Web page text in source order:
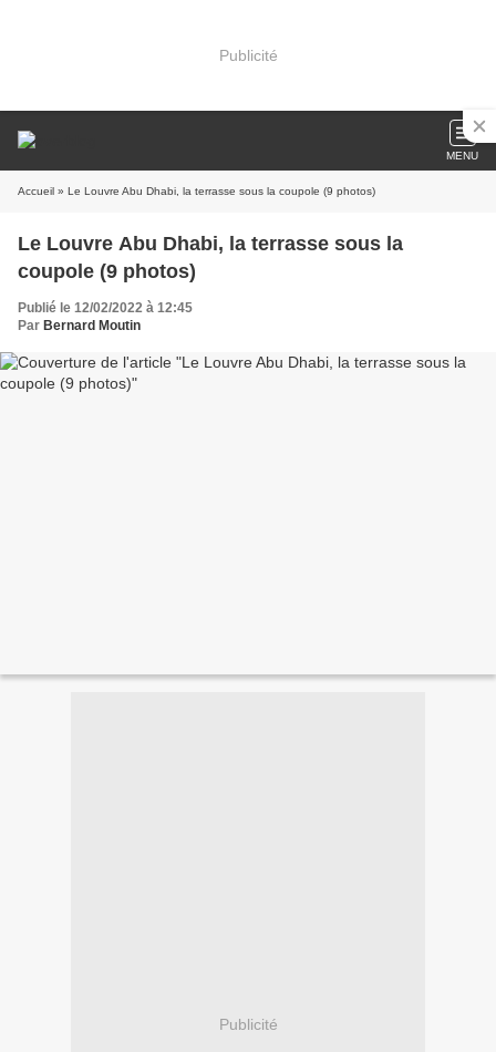
Publicité
MENU
Accueil » Le Louvre Abu Dhabi, la terrasse sous la coupole (9 photos)
Le Louvre Abu Dhabi, la terrasse sous la
coupole (9 photos)
Publié le 12/02/2022 à 12:45
Par Bernard Moutin
Publicité